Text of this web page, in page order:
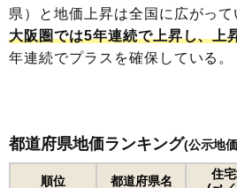
県）と地価上昇は全国に広がっ
大阪圏では5年連続で上昇し、上
年連続でプラスを確保している。
都道府県地価ランキング(公示地
順位 都道府県名
住